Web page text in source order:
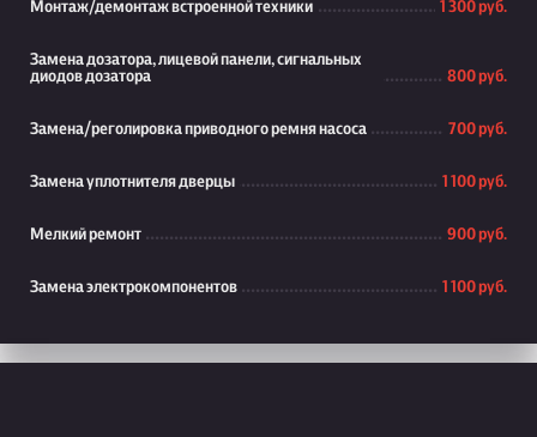
Монтаж/демонтаж встроенной техники 1 300 руб.
Замена дозатора, лицевой панели, сигнальных
диодов дозатора
800 руб.
Замена/реголировка приводного ремня насоса 700 руб.
Замена уплотнителя дверцы 1 100 руб.
Мелкий ремонт 900 руб.
Замена электрокомпонентов 1 100 руб.